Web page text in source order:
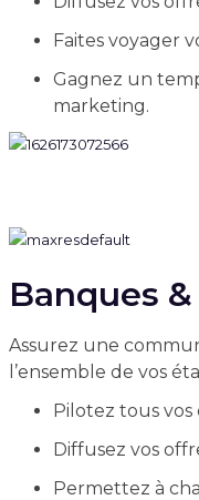
Faites voyager
Gagnez un
marketing.
Banques
Assurez une
l’ensemble de vos
Pilotez tous vos
Diffusez vos
Permettez à